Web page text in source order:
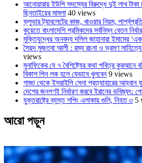
আনোয়ারায় ইউপি সদস্যের বিরুদ্ধে দুই লাখ টাকা
ছিনতাইয়ের মামলা 40 views
ফ্লুভার ট্যাবলেটের কাজ, খাওয়ার নিয়ম,
কুয়েতে বাংলাদেশি শ্রমিকদের সর্বনিম্ন বেতন
মুক্তিযুদ্ধের অনবদ্য দলিল জাহানারা ইমামের
সৈয়দ মুজতবা আলী : রম্য রচনা ও ভ্রমণ সাহিত্যে
views
মুনাফিকের যে ৭ বৈশিষ্ট্যের কথা পবিত্র কুরআনে
বিকাশ পিন লক হলে যেভাবে খুলবেন 9 views
গাজা থেকে ইসরাইলি সেনা প্রত্যাহারের আহ্বান
দেশের জনগণই নির্ধারণ করবে ইরানের ভবিষ্যৎ:
যুক্তরাষ্ট্রে ব্যস্ত শপিং এলাকায় গুলি, নিহত ৩ 5
আরো পড়ুন